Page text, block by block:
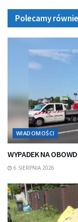
Polecamy
WIADOMOŚCI
WYPADEK NA
6 SIERPNIA 2026